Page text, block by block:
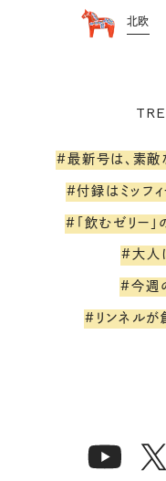
北欧
#最新号は、素敵
#付録はミッフ
#「飲むゼリー
#大人
#今週
#リンネルが